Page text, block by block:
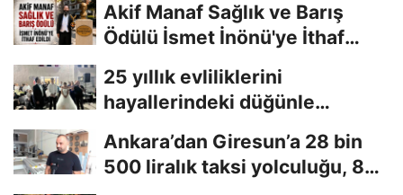
Akif Manaf Sağlık ve Barış
Ödülü İsmet İnönü'ye İthaf
25 yıllık evliliklerini
hayallerindeki düğünle
Ankara’dan Giresun’a 28 bin
500 liralık taksi yolculuğu, 8